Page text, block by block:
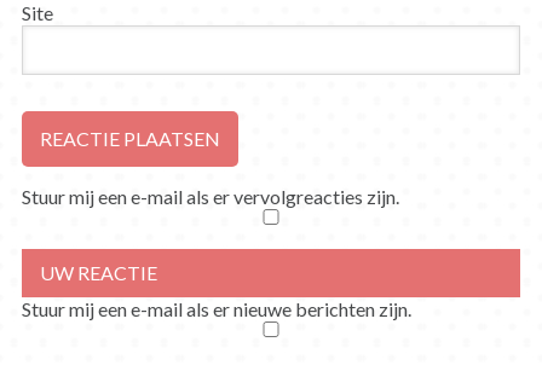
Site
Stuur mij een e-mail als er vervolgreacties zijn.
Stuur mij een e-mail als er nieuwe berichten zijn.